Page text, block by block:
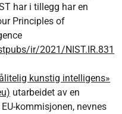
har i tillegg har en
Principles of
ir/2021/NIST.IR.831
kunstig intelligens»
utarbeidet av en
kommisjonen, nevnes